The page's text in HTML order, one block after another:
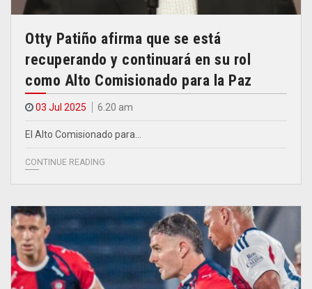
Otty Patiño afirma que se está
recuperando y continuará en su rol
como Alto Comisionado para la Paz
03 Jul 2025 6.20 am
El Alto Comisionado para…
CONTINUE READING